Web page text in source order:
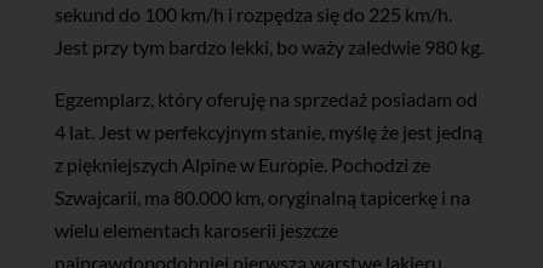
sekund do 100 km/h i rozpędza się do 225 km/h.
Jest przy tym bardzo lekki, bo waży zaledwie 980 kg.
Egzemplarz, który oferuję na sprzedaż posiadam od
4 lat. Jest w perfekcyjnym stanie, myślę że jest jedną
z piękniejszych Alpine w Europie. Pochodzi ze
Szwajcarii, ma 80.000 km, oryginalną tapicerkę i na
wielu elementach karoserii jeszcze
najprawdopodobniej pierwszą warstwę lakieru.